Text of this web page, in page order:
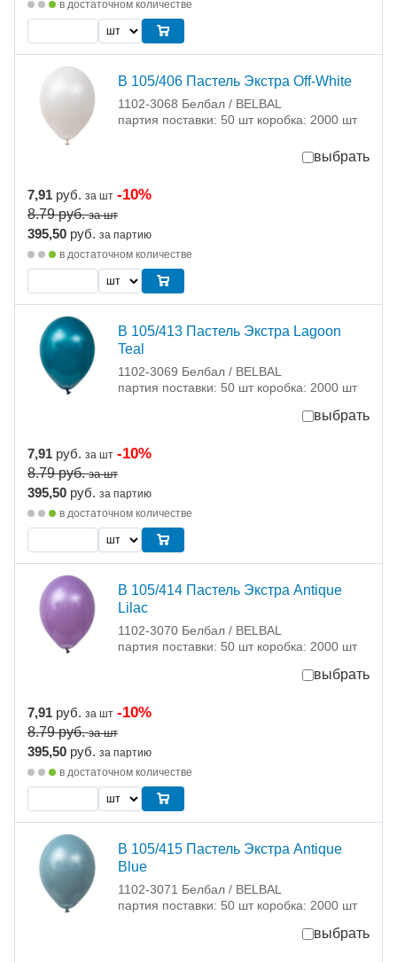
в достаточном количестве
В 105/406 Пастель Экстра Off-White
1102-3068 Белбал / BELBAL
партия поставки: 50 шт коробка: 2000 шт
выбрать
7,91 руб. за шт -10%
8.79руб. за шт
395,50 руб. за партию
в достаточном количестве
В 105/413 Пастель Экстра Lagoon
Teal
1102-3069 Белбал / BELBAL
партия поставки: 50 шт коробка: 2000 шт
выбрать
7,91 руб. за шт -10%
8.79руб. за шт
395,50 руб. за партию
в достаточном количестве
В 105/414 Пастель Экстра Antique
Lilac
1102-3070 Белбал / BELBAL
партия поставки: 50 шт коробка: 2000 шт
выбрать
7,91 руб. за шт -10%
8.79руб. за шт
395,50 руб. за партию
в достаточном количестве
В 105/415 Пастель Экстра Antique
Blue
1102-3071 Белбал / BELBAL
партия поставки: 50 шт коробка: 2000 шт
выбрать